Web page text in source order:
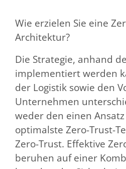
Wie erzielen Sie eine
Architektur?
Die Strategie, anhand
implementiert werden
der Logistik sowie den
Unternehmen
weder den einen
optimalste Zero-Trust-
Zero-Trust. Effektive
beruhen auf einer